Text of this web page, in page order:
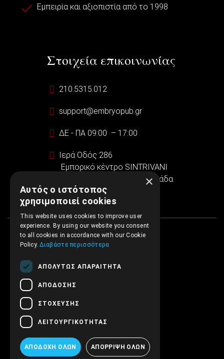
Εμπειρία και αξιοπιστία από το 1998
Στοιχεία επικοινωνίας
210.5315.012
support@embryopub.gr
ΔΕ - ΠΑ 09:00 – 17:00
Ιερά Οδός 286
Εμπορικό κέντρο SINTRIVANI
122 43 Αιγάλεω Αθήνα, Ελλάδα
×
Αυτός ο ιστότοπος
χρησιμοποιεί cookies
This website uses cookies to improve user
experience. By using our website you consent
to all cookies in accordance with our Cookie
Policy.Διαβάστε περισσότερα
ΑΠΟΛΎΤΩΣ ΑΠΑΡΑΊΤΗΤΑ
ΑΠΌΔΟΣΗΣ
ΣΤΌΧΕΥΣΗΣ
ΛΕΙΤΟΥΡΓΙΚΌΤΗΤΑΣ
ΑΠΟΔΟΧΉ ΌΛΩΝ ΑΠΌΡΡΙΨΗ ΌΛΩΝ